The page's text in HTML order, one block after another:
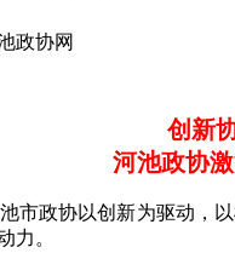
政协网
创新
河池政协
政协以创新为驱动，以
力。